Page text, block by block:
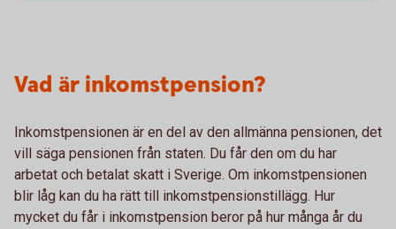
Vad är inkomstpension?
Inkomstpensionen är en del av den allmänna pensionen, det
vill säga pensionen från staten. Du får den om du har
arbetat och betalat skatt i Sverige. Om inkomstpensionen
blir låg kan du ha rätt till inkomstpensionstillägg. Hur
mycket du får i inkomstpension beror på hur många år du